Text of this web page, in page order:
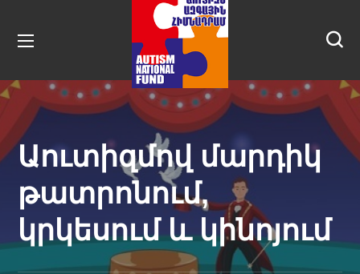
Աուտիզմով մարդիկ
թատրոնում,
կրկեսում և կինոյում